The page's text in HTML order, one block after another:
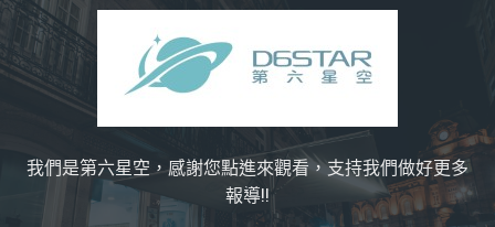
我們是第六星空，感謝您點進來觀看，支持我們做好更多
報導!!